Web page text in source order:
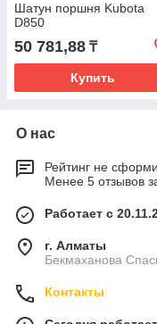
Шатун поршня Kubota
D850
50 781,88 ₸
Купить
О нас
Рейтинг не
Менее 5 отзывов
Работает с
г. Алматы
Бекмаханова
Контакты